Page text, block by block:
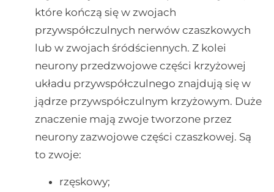
które kończą się w zwojach
przywspółczulnych nerwów czaszkowych
lub w zwojach śródściennych. Z kolei
neurony przedzwojowe części krzyżowej
układu przywspółczulnego znajdują się w
jądrze przywspółczulnym krzyżowym. Duże
znaczenie mają zwoje tworzone przez
neurony zazwojowe części czaszkowej. Są
to zwoje:
rzęskowy;